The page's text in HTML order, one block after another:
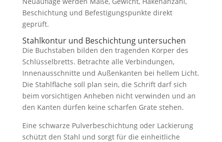
Beschichtung und Befestigungspunkte direkt
geprüft.
Stahlkontur und Beschichtung untersuchen
Die Buchstaben bilden den tragenden Körper des
Schlüsselbretts. Betrachte alle Verbindungen,
Innenausschnitte und Außenkanten bei hellem Licht.
Die Stahlfläche soll plan sein, die Schrift darf sich
beim vorsichtigen Anheben nicht verwinden und an
den Kanten dürfen keine scharfen Grate stehen.
Eine schwarze Pulverbeschichtung oder Lackierung
schützt den Stahl und sorgt für die einheitliche